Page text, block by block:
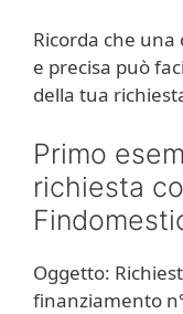
Ricorda che
e precisa può
della tua
Primo
richiesta
Oggetto:
finanziamento